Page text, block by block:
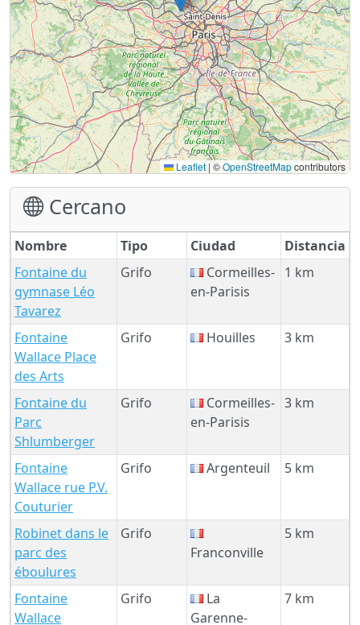
Leaflet | ©OpenStreetMapcontributors
Cercano
Nombre Tipo Ciudad
Distancia
Fontaine du
gymnase Léo
Tavarez
Grifo
Cormeilles-
en-Parisis
1 km
Fontaine
Wallace Place
des Arts
Grifo Houilles 3 km
Fontaine du
Parc
Shlumberger
Grifo
Cormeilles-
en-Parisis
3 km
Fontaine
Wallace rue P.V.
Couturier
Grifo Argenteuil 5 km
Robinet dans le
parc des
éboulures
Grifo
Franconville
5 km
Fontaine
Wallace
Grifo
La
Garenne-
7 km